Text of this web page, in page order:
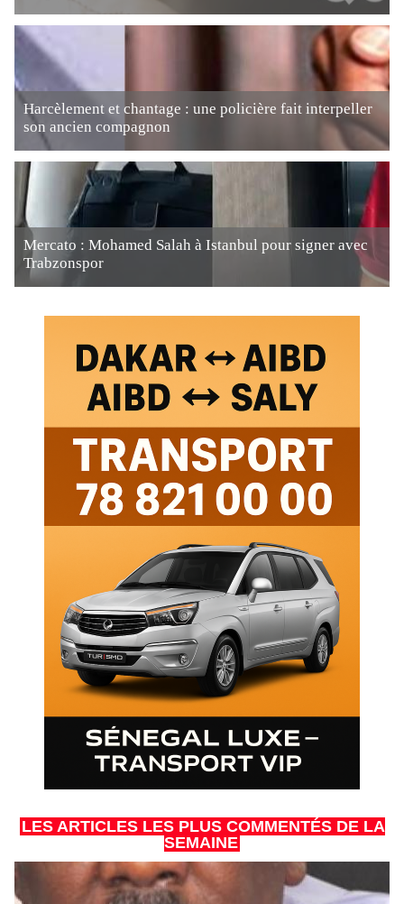
Harcèlement et chantage : une policière fait interpeller
son ancien compagnon
Mercato : Mohamed Salah à Istanbul pour signer avec
Trabzonspor
LES ARTICLES LES PLUS COMMENTÉS DE LA
SEMAINE